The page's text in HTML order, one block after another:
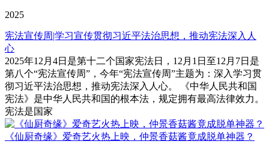
2025
宪法宣传周|学习宣传贯彻习近平法治思想，推动宪法深入人
心
2025年12月4日是第十二个国家宪法日，12月1日至12月7日是
第八个“宪法宣传周”，今年“宪法宣传周”主题为：深入学习贯
彻习近平法治思想，推动宪法深入人心。 《中华人民共和国
宪法》是中华人民共和国的根本法，规定拥有最高法律效力。
宪法是国家
《仙厨奇缘》爱奇艺火热上映，仲景香菇酱竟成脱单神器？